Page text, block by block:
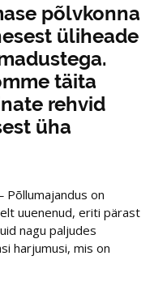
põlvkonna
üliheade
täita
rehvid
üha
Põllumajandus on
uuenenud, eriti pärast
nagu paljudes
harjumusi, mis on